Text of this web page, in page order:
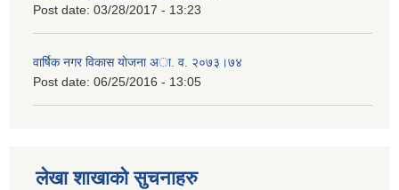
Post date: 03/28/2017 - 13:23
वार्षिक नगर विकास योजना अा. व. २०७३।७४
Post date: 06/25/2016 - 13:05
लेखा शाखाको सुचनाहरु